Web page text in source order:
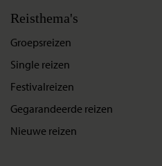
Reisthema's
Groepsreizen
Single reizen
Festivalreizen
Gegarandeerde reizen
Nieuwe reizen